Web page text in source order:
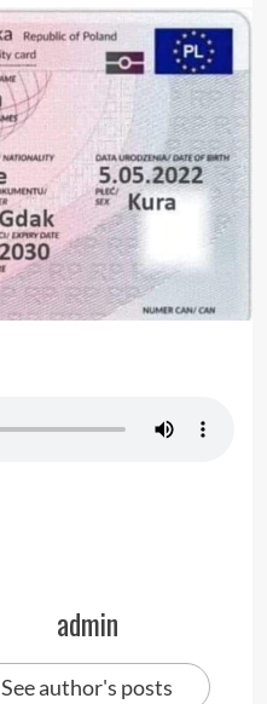
admin
See author's posts